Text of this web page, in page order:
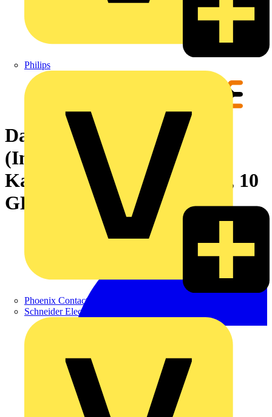
Philips
Phoenix Contact
Schneider Electric
Dateneinsatz mit Leitung
(Industriesteckverbinder),
Kabellänge: 1.5 m, Cat. 6A, 10
GBit/s, 10 Gbit/s